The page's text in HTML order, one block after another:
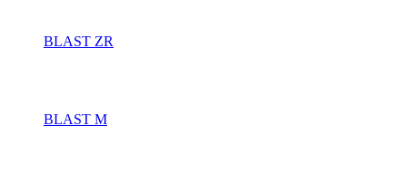
BLAST ZR
BLAST M